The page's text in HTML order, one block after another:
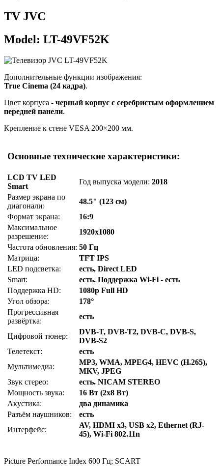
TV JVC
Model: LT-49VF52K
Дополнительные функции изображения:
True Cinema (24 кадра).
Цвет корпуса - черный корпус с серебристым оформлением
передней панели.
Крепление к стене VESA 200×200 мм.
Основные технические характеристики:
LCD TV LED
Smart
Год выпуска модели:2018
Размер экрана по
диагонали:
48.5" (123 см)
Формат экрана:
16:9
Максимальное
разрешение:
1920x1080
Частота обновления: 50 Гц
Матрица:
TFT IPS
LED подсветка:
есть, Direct LED
Smart:
есть. Поддержка Wi-Fi - есть
Поддержка HD:
1080p Full HD
Угол обзора:
178°
Прогрессивная
развёртка:
есть
Цифровой тюнер:
DVB-T, DVB-T2, DVB-C, DVB-S,
DVB-S2
Телетекст:
есть
Мультимедиа:
MP3, WMA, MPEG4, HEVC (H.265),
MKV, JPEG
Звук стерео:
есть. NICAM STEREO
Мощность звука:
16 Вт (2х8 Вт)
Акустика:
два динамика
Разъём наушников:
есть
Интерфейс:
AV, HDMI x3, USB x2, Ethernet (RJ-
45), Wi-Fi 802.11n
Picture Performance Index 600 Гц; SCART